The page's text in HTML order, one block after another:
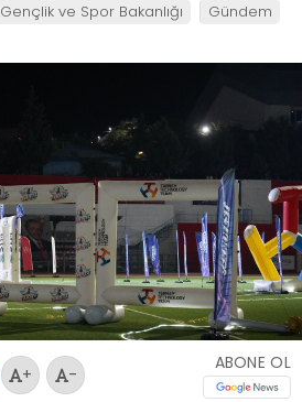
Gençlik ve Spor Bakanlığı Gündem
+ -
ABONE OL